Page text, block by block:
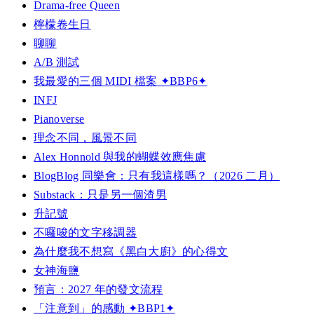
Drama-free Queen
檸檬卷生日
聊聊
A/B 測試
我最愛的三個 MIDI 檔案 ✦BBP6✦
INFJ
Pianoverse
理念不同，風景不同
Alex Honnold 與我的蝴蝶效應焦慮
BlogBlog 同樂會：只有我這樣嗎？（2026 二月）
Substack：只是另一個渣男
升記號
不囉唆的文字移調器
為什麼我不想寫《黑白大廚》的心得文
女神海鹽
預言：2027 年的發文流程
「注意到」的感動 ✦BBP1✦